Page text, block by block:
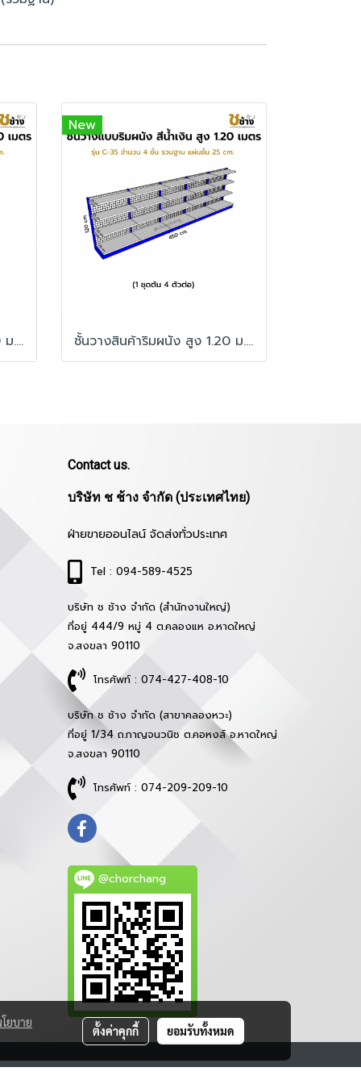
ชั้นวางสินค้าริมผนัง สูง 1.20 ม. รุ่น C-35 1 ชุดต้น 2 ตัวต่อ
New
ชั้นวางสินค้าริมผนัง สูง 1.20 ม. รุ่น C-35 1 ชุดต้น 4 ตัวต่อ
Contact us.
บริษัท ช ช้าง จำกัด (ประเทศไทย)
ฝ่ายขายออนไลน์ จัดส่งทั่วประเทศ
Tel : 094-589-4525
บริษัท ช ช้าง จำกัด (สำนักงานใหญ่)
ที่อยู่ 444/9 หมู่ 4 ต.คลองแห อ.หาดใหญ่
จ.สงขลา 90110
โทรศัพท์ : 074-427-408-10
บริษัท ช ช้าง จำกัด (สาขาคลองหวะ)
ที่อยู่ 1/34 ถ.กาญจนวนิช ต.คอหงส์ อ.หาดใหญ่
จ.สงขลา 90110
โทรศัพท์ : 074-209-209-10
@chorchang
ยบาย
ตั้งค่าคุกกี้ ยอมรับทั้งหมด